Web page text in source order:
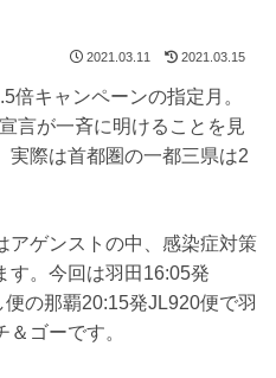
2021.03.11 2021.03.15
倍キャンペーンの指定月。
言が一斉に明けることを見
実際は首都圏の一都三県は2
アゲンストの中、感染症対策
す。今回は羽田16:05発
の那覇20:15発JL920便で羽
ゴーです。